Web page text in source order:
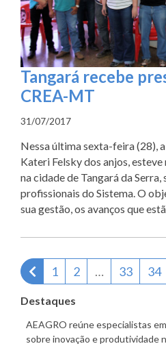
Tangará recebe
CREA-MT
31/07/2017
Nessa última sexta-feira (28),
Kateri Felsky dos anjos,
na cidade de Tangará da Serra,
profissionais do Sistema. O
sua gestão, os avanços que
Página anterior
1 2 … 33 34
Destaques
AEAGRO reúne especialistas
sobre inovação e produtividade